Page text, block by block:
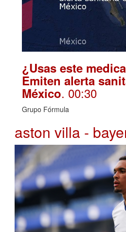
¿Usas este
Emiten alerta
México. 00:30
Grupo Fórmula
aston villa -